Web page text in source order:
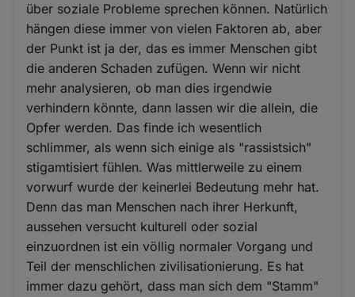
über soziale Probleme sprechen können. Natürlich
hängen diese immer von vielen Faktoren ab, aber
der Punkt ist ja der, das es immer Menschen gibt
die anderen Schaden zufügen. Wenn wir nicht
mehr analysieren, ob man dies irgendwie
verhindern könnte, dann lassen wir die allein, die
Opfer werden. Das finde ich wesentlich
schlimmer, als wenn sich einige als "rassistsich"
stigamtisiert fühlen. Was mittlerweile zu einem
vorwurf wurde der keinerlei Bedeutung mehr hat.
Denn das man Menschen nach ihrer Herkunft,
aussehen versucht kulturell oder sozial
einzuordnen ist ein völlig normaler Vorgang und
Teil der menschlichen zivilisationierung. Es hat
immer dazu gehört, dass man sich dem "Stamm"